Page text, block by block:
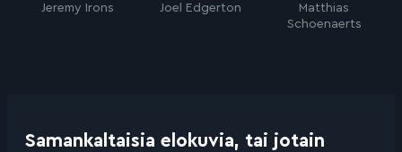
Jeremy Irons Joel Edgerton
Matthias
Schoenaerts
Samankaltaisia elokuvia, tai jotain